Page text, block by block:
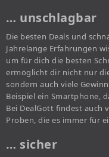
… unschlagbar
Die besten Deals und
Jahrelange Erfahrungen
um für dich die besten
ermöglicht dir nicht nur
sondern auch viele
Beispiel ein Smartphone,
Bei DealGott findest auch
Proben, die es immer für
… sicher